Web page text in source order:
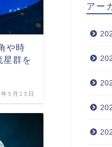
や時
星群を
5月23日
ピリチ
アー